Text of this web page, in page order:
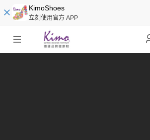
KimoShoes
立刻使用官方 APP